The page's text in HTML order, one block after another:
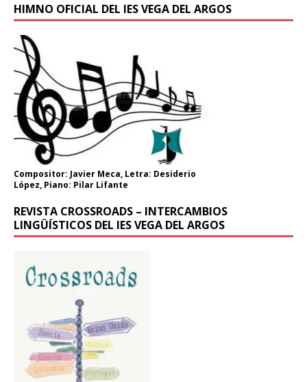
HIMNO OFICIAL DEL IES VEGA DEL ARGOS
Compositor: Javier Meca, Letra: Desiderio
López, Piano: Pilar Lifante
REVISTA CROSSROADS – INTERCAMBIOS
LINGÜÍSTICOS DEL IES VEGA DEL ARGOS